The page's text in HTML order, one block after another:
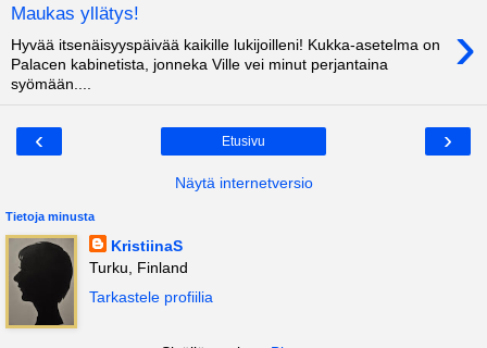
Maukas yllätys! ›
Hyvää itsenäisyyspäivää kaikille lukijoilleni! Kukka-asetelma on
Palacen kabinetista, jonneka Ville vei minut perjantaina
syömään....
‹ ›
Etusivu
Näytä internetversio
Tietoja minusta
KristiinaS
Turku, Finland
Tarkastele profiilia